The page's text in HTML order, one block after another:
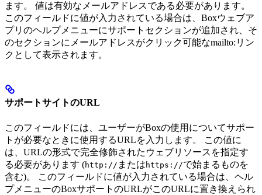
ます。 値は有効なメールアドレスである必要があります。
このフィールドに値が入力されている場合は、Boxウェブア
プリのヘルプメニューにサポートセクションが追加され、そ
のセクションにメールアドレスがクリック可能なmailto:リン
クとして表示されます。
サポートサイトのURL
このフィールドには、ユーザーがBoxの使用についてサポー
トが必要なときに使用するURLを入力します。 この値に
は、URLの形式で完全修飾されたウェブリソースを指定す
る必要があります (http:// または https://で始まるものを
含む)。 このフィールドに値が入力されている場合は、ヘル
プメニューのBoxサポートのURLがこのURLに置き換えられ